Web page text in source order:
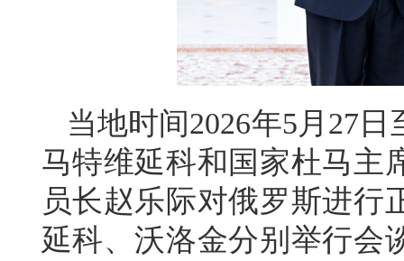
当地时间2026年5月27
马特维延科和国家杜马主
员长赵乐际对俄罗斯进行
延科、沃洛金分别举行会